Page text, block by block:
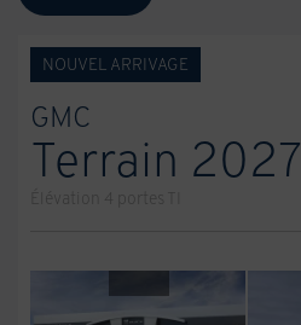
NOUVEL ARRIVAGE
GMC
Terrain 2027